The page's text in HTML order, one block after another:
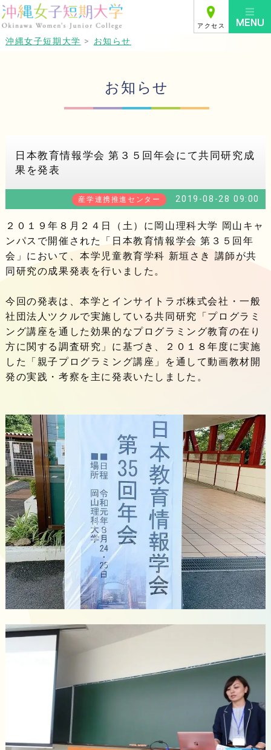
アクセス
沖縄女子短期大学 > お知らせ
お知らせ
日本教育情報学会 第３５回年会にて共同研究成
果を発表
産学連携推進センター 2019-08-28 09:00
２０１９年８月２４日（土）に岡山理科大学 岡山キャ
ンパスで開催された「日本教育情報学会 第３５回年
会」において、本学児童教育学科 新垣さき 講師が共
同研究の成果発表を行いました。
今回の発表は、本学とインサイトラボ株式会社・一般
社団法人ツクルで実施している共同研究「プログラミ
ング講座を通した効果的なプログラミング教育の在り
方に関する調査研究」に基づき、２０１８年度に実施
した「親子プログラミング講座」を通して動画教材開
発の実践・考察を主に発表いたしました。